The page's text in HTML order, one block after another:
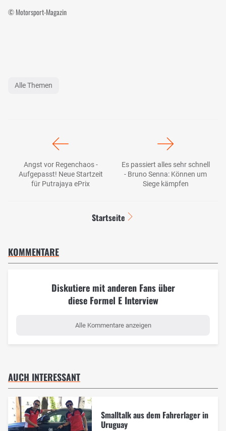
© Motorsport-Magazin
Alle Themen
Angst vor Regenchaos -
Aufgepasst! Neue Startzeit
für Putrajaya ePrix
Es passiert alles sehr schnell
- Bruno Senna: Können um
Siege kämpfen
Startseite
KOMMENTARE
Diskutiere mit anderen Fans über
diese Formel E Interview
Alle Kommentare anzeigen
AUCH INTERESSANT
Smalltalk aus dem Fahrerlager in
Uruguay